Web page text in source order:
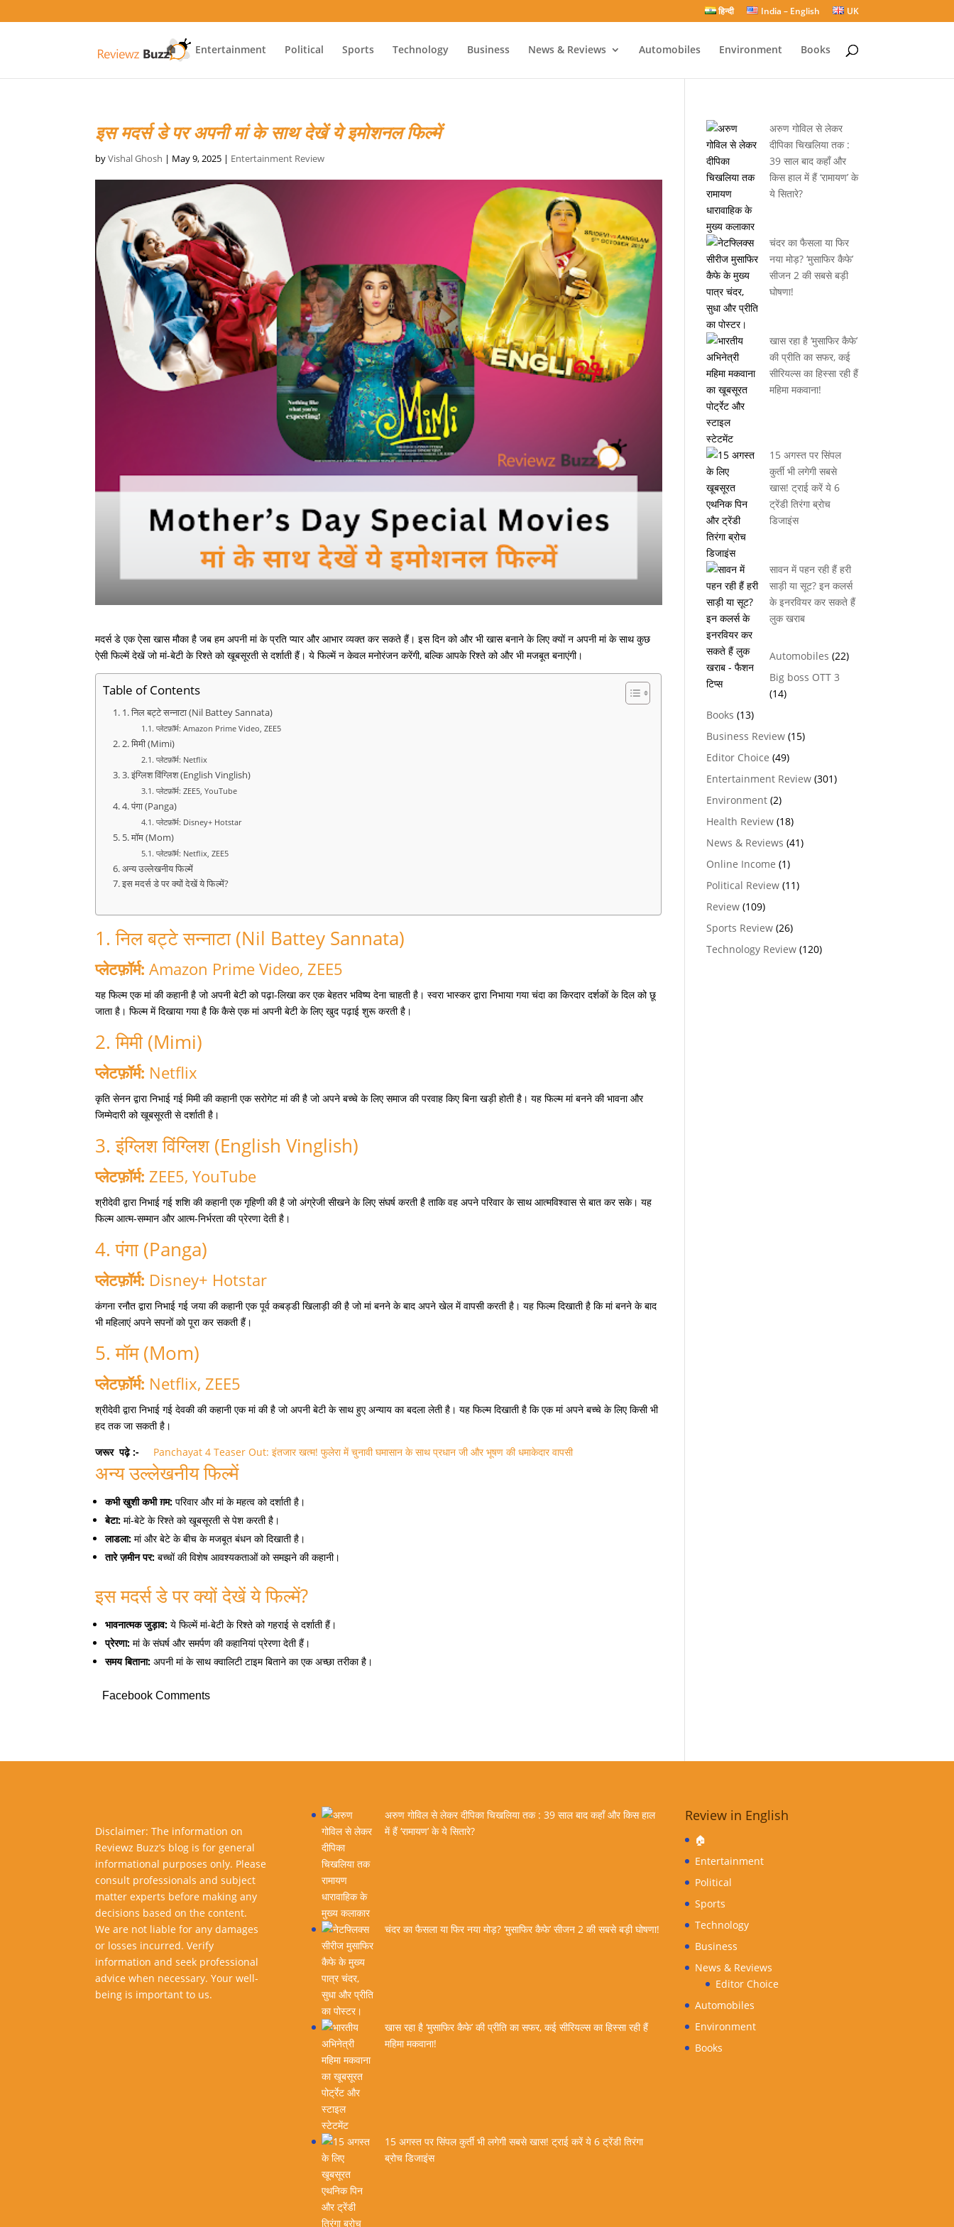
हिन्दी India – English UK
🏠 Entertainment Political Sports Technology Business News & Reviews Automobiles Environment Books
इस मदर्स डे पर अपनी मां के साथ देखें ये इमोशनल फिल्में
byVishal Ghosh | May 9, 2025 | Entertainment Review
मदर्स डे एक ऐसा खास मौका है जब हम अपनी मां के प्रति प्यार और आभार व्यक्त कर सकते हैं। इस दिन को और भी खास बनाने के लिए क्यों न अपनी मां के साथ कुछ
ऐसी फिल्में देखें जो मां-बेटी के रिश्ते को खूबसूरती से दर्शाती हैं। ये फिल्में न केवल मनोरंजन करेंगी, बल्कि आपके रिश्ते को और भी मजबूत बनाएंगी।
Table of Contents
1. निल बट्टे सन्नाटा (Nil Battey Sannata)
प्लेटफ़ॉर्म: Amazon Prime Video, ZEE5
2. मिमी (Mimi)
प्लेटफ़ॉर्म: Netflix
3. इंग्लिश विंग्लिश (English Vinglish)
प्लेटफ़ॉर्म: ZEE5, YouTube
4. पंगा (Panga)
प्लेटफ़ॉर्म: Disney+ Hotstar
5. मॉम (Mom)
प्लेटफ़ॉर्म: Netflix, ZEE5
अन्य उल्लेखनीय फिल्में
इस मदर्स डे पर क्यों देखें ये फिल्में?
1. निल बट्टे सन्नाटा (Nil Battey Sannata)
प्लेटफ़ॉर्म: Amazon Prime Video, ZEE5
यह फिल्म एक मां की कहानी है जो अपनी बेटी को पढ़ा-लिखा कर एक बेहतर भविष्य देना चाहती है। स्वरा भास्कर द्वारा निभाया गया चंदा का किरदार दर्शकों के दिल को छू
जाता है। फिल्म में दिखाया गया है कि कैसे एक मां अपनी बेटी के लिए खुद पढ़ाई शुरू करती है।
2. मिमी (Mimi)
प्लेटफ़ॉर्म: Netflix
कृति सेनन द्वारा निभाई गई मिमी की कहानी एक सरोगेट मां की है जो अपने बच्चे के लिए समाज की परवाह किए बिना खड़ी होती है। यह फिल्म मां बनने की भावना और
जिम्मेदारी को खूबसूरती से दर्शाती है।
3. इंग्लिश विंग्लिश (English Vinglish)
प्लेटफ़ॉर्म: ZEE5, YouTube
श्रीदेवी द्वारा निभाई गई शशि की कहानी एक गृहिणी की है जो अंग्रेजी सीखने के लिए संघर्ष करती है ताकि वह अपने परिवार के साथ आत्मविश्वास से बात कर सके। यह
फिल्म आत्म-सम्मान और आत्म-निर्भरता की प्रेरणा देती है।
4. पंगा (Panga)
प्लेटफ़ॉर्म: Disney+ Hotstar
कंगना रनौत द्वारा निभाई गई जया की कहानी एक पूर्व कबड्डी खिलाड़ी की है जो मां बनने के बाद अपने खेल में वापसी करती है। यह फिल्म दिखाती है कि मां बनने के बाद
भी महिलाएं अपने सपनों को पूरा कर सकती हैं।
5. मॉम (Mom)
प्लेटफ़ॉर्म: Netflix, ZEE5
श्रीदेवी द्वारा निभाई गई देवकी की कहानी एक मां की है जो अपनी बेटी के साथ हुए अन्याय का बदला लेती है। यह फिल्म दिखाती है कि एक मां अपने बच्चे के लिए किसी भी
हद तक जा सकती है।
जरूर पढ़े:- Panchayat 4 Teaser Out: इंतजार खत्म! फुलेरा में चुनावी घमासान के साथ प्रधान जी और भूषण की धमाकेदार वापसी
अन्य उल्लेखनीय फिल्में
कभी खुशी कभी ग़म: परिवार और मां के महत्व को दर्शाती है।
बेटा: मां-बेटे के रिश्ते को खूबसूरती से पेश करती है।
लाडला: मां और बेटे के बीच के मजबूत बंधन को दिखाती है।
तारे ज़मीन पर: बच्चों की विशेष आवश्यकताओं को समझने की कहानी।
इस मदर्स डे पर क्यों देखें ये फिल्में?
भावनात्मक जुड़ाव: ये फिल्में मां-बेटी के रिश्ते को गहराई से दर्शाती हैं।
प्रेरणा: मां के संघर्ष और समर्पण की कहानियां प्रेरणा देती हैं।
समय बिताना: अपनी मां के साथ क्वालिटी टाइम बिताने का एक अच्छा तरीका है।
Facebook Comments
अरुण गोविल से लेकर
दीपिका चिखलिया तक :
39 साल बाद कहाँ और
किस हाल में हैं ‘रामायण’ के
ये सितारे?
चंदर का फैसला या फिर
नया मोड़? ‘मुसाफिर कैफे’
सीजन 2 की सबसे बड़ी
घोषणा!
खास रहा है ‘मुसाफिर कैफे’
की प्रीति का सफर, कई
सीरियल्स का हिस्सा रही हैं
महिमा मकवाना!
15 अगस्त पर सिंपल
कुर्ती भी लगेगी सबसे
खास! ट्राई करें ये 6
ट्रेंडी तिरंगा ब्रोच
डिजाइंस
सावन में पहन रही हैं हरी
साड़ी या सूट? इन कलर्स
के इनरवियर कर सकते हैं
लुक खराब
Automobiles (22)
Big boss OTT 3
(14)
Books (13)
Business Review(15)
Editor Choice (49)
Entertainment Review(301)
Environment(2)
Health Review(18)
News & Reviews (41)
Online Income (1)
Political Review(11)
Review(109)
Sports Review(26)
Technology Review(120)
Disclaimer: The information on
Reviewz Buzz’s blog is for general
informational purposes only. Please
consult professionals and subject
matter experts before making any
decisions based on the content.
We are not liable for any damages
or losses incurred. Verify
information and seek professional
advice when necessary. Your well-
being is important to us.
अरुण गोविल से लेकर दीपिका चिखलिया तक : 39 साल बाद कहाँ और किस हाल
में हैं ‘रामायण’ के ये सितारे?
चंदर का फैसला या फिर नया मोड़? ‘मुसाफिर कैफे’ सीजन 2 की सबसे बड़ी घोषणा!
खास रहा है ‘मुसाफिर कैफे’ की प्रीति का सफर, कई सीरियल्स का हिस्सा रही हैं
महिमा मकवाना!
15 अगस्त पर सिंपल कुर्ती भी लगेगी सबसे खास! ट्राई करें ये 6 ट्रेंडी तिरंगा
ब्रोच डिजाइंस
Review in English
🏠
Entertainment
Political
Sports
Technology
Business
News & Reviews
Editor Choice
Automobiles
Environment
Books